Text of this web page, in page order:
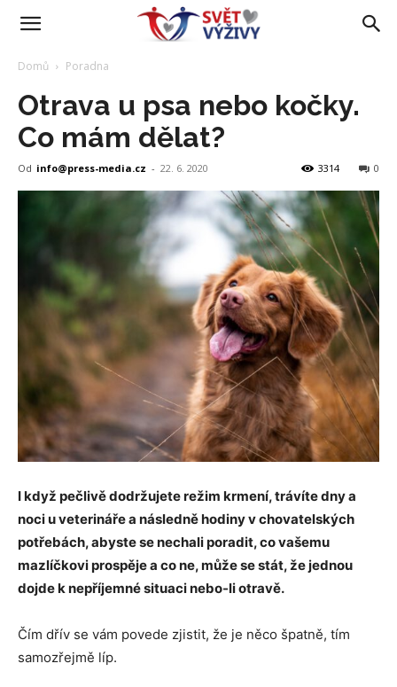
Domů Poradna
Otrava u psa nebo kočky.
Co mám dělat?
Od info@press-media.cz - 22. 6. 2020 0
3314
I když pečlivě dodržujete režim krmení, trávíte dny a
noci u veterináře a následně hodiny v chovatelských
potřebách, abyste se nechali poradit, co vašemu
mazlíčkovi prospěje a co ne, může se stát, že jednou
dojde k nepříjemné situaci nebo-li otravě.
Čím dřív se vám povede zjistit, že je něco špatně, tím
samozřejmě líp.